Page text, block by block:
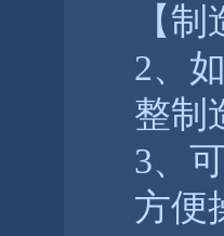
【
2、
整制
3、
方便